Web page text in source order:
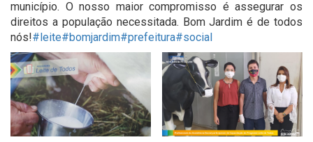
município. O nosso maior compromisso é assegurar os
direitos a população necessitada. Bom Jardim é de todos
nós!#leite#bomjardim#prefeitura#social